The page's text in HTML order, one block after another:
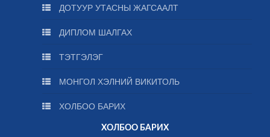
ДОТУУР УТАСНЫ ЖАГСААЛТ
ДИПЛОМ ШАЛГАХ
ТЭТГЭЛЭГ
МОНГОЛ ХЭЛНИЙ ВИКИТОЛЬ
ХОЛБОО БАРИХ
ХОЛБОО БАРИХ